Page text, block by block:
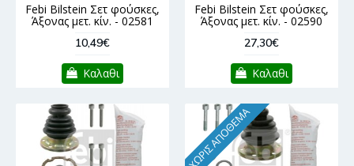
Febi Bilstein Σετ φούσκες,
Άξονας μετ. κίν. - 02581
10,49€
Καλαθι
Febi Bilstein Σετ φούσκες,
Άξονας μετ. κίν. - 02590
27,30€
Καλαθι
ΧΩΡΊΣ ΑΠΌΘΕΜΑ